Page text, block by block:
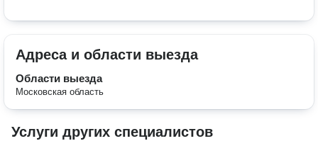
Адреса и области выезда
Области выезда
Московская область
Услуги других специалистов